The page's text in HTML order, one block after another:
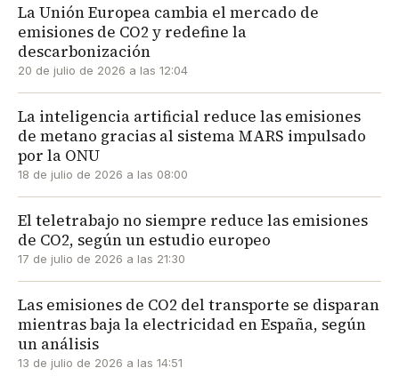
La Unión Europea cambia el mercado de
emisiones de CO2 y redefine la
descarbonización
20 de julio de 2026 a las 12:04
La inteligencia artificial reduce las emisiones
de metano gracias al sistema MARS impulsado
por la ONU
18 de julio de 2026 a las 08:00
El teletrabajo no siempre reduce las emisiones
de CO2, según un estudio europeo
17 de julio de 2026 a las 21:30
Las emisiones de CO2 del transporte se disparan
mientras baja la electricidad en España, según
un análisis
13 de julio de 2026 a las 14:51